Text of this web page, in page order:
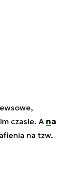
czasie. A na
na tzw.